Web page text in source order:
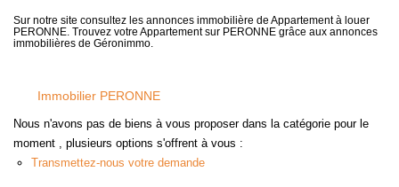
NOTRE AGENCE
Créer une alerte
Sur notre site consultez les annonces immobilière de Appartement à louer
PERONNE. Trouvez votre Appartement sur PERONNE grâce aux annonces
immobilières de Géronimmo.
Immobilier PERONNE
Nous n'avons pas de biens à vous proposer dans la catégorie pour le
moment , plusieurs options s'offrent à vous :
Transmettez-nous votre demande